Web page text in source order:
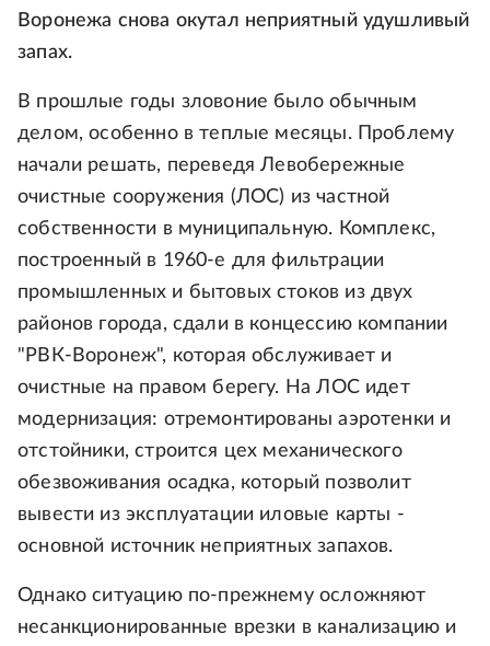
Воронежа снова окутал неприятный удушливый
запах.
В прошлые годы зловоние было обычным
делом, особенно в теплые месяцы. Проблему
начали решать, переведя Левобережные
очистные сооружения (ЛОС) из частной
собственности в муниципальную. Комплекс,
построенный в 1960-е для фильтрации
промышленных и бытовых стоков из двух
районов города, сдали в концессию компании
"РВК-Воронеж", которая обслуживает и
очистные на правом берегу. На ЛОС идет
модернизация: отремонтированы аэротенки и
отстойники, строится цех механического
обезвоживания осадка, который позволит
вывести из эксплуатации иловые карты -
основной источник неприятных запахов.
Однако ситуацию по-прежнему осложняют
несанкционированные врезки в канализацию и